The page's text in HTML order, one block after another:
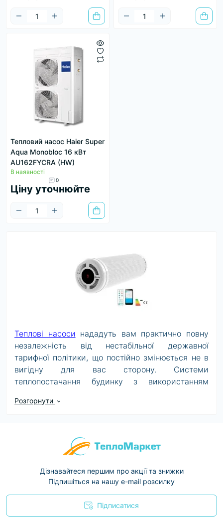
Тепловий насос Haier Super
Aqua Monobloc 16 кВт
AU162FYCRA (HW)
В наявності
0
Ціну уточнюйте
Теплові насоси нададуть вам практично повну
незалежність від нестабільної державної
тарифної політики, що постійно змінюється не в
вигідну для вас сторону. Системи
теплопостачання будинку з використанням
економічністю і максимальним ККД в порівнянні
опалювальний котел, водонагрівач і кондиціонер.
переваги
Сучасний тепловий насос створений із
застосуванням передових інноваційних
технологій. Інтелектуальна система управління
Розгорнути
Дізнавайтеся першим про акції та знижки
Підпишіться на нашу e-mail розсилку
Підписатися